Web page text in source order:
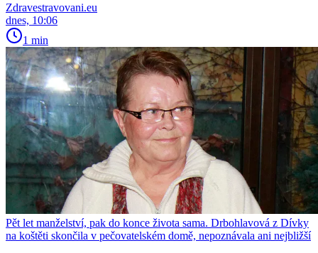
Zdravestravovani.eu
dnes, 10:06
1 min
Pět let manželství, pak do konce života sama. Drbohlavová z Dívky
na koštěti skončila v pečovatelském domě, nepoznávala ani nejbližší